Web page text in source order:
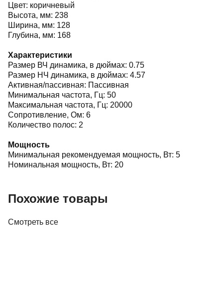
Цвет: коричневый
Высота, мм: 238
Ширина, мм: 128
Глубина, мм: 168
Характеристики
Размер ВЧ динамика, в дюймах: 0.75
Размер НЧ динамика, в дюймах: 4.57
Активная/пассивная: Пассивная
Минимальная частота, Гц: 50
Максимальная частота, Гц: 20000
Сопротивление, Ом: 6
Количество полос: 2
Мощность
Минимальная рекомендуемая мощность, Вт: 5
Номинальная мощность, Вт: 20
Похожие товары
Смотреть все